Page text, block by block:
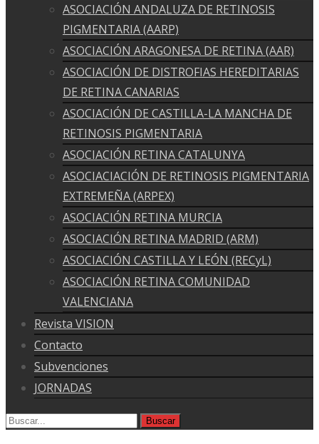
ASOCIACIÓN ANDALUZA DE RETINOSIS
PIGMENTARIA (AARP)
ASOCIACIÓN ARAGONESA DE RETINA (AAR)
ASOCIACIÓN DE DISTROFIAS HEREDITARIAS
DE RETINA CANARIAS
ASOCIACIÓN DE CASTILLA-LA MANCHA DE
RETINOSIS PIGMENTARIA
ASOCIACIÓN RETINA CATALUNYA
ASOCIACIACIÓN DE RETINOSIS PIGMENTARIA
EXTREMEÑA (ARPEX)
ASOCIACIÓN RETINA MURCIA
ASOCIACIÓN RETINA MADRID (ARM)
ASOCIACIÓN CASTILLA Y LEÓN (RECyL)
ASOCIACIÓN RETINA COMUNIDAD
VALENCIANA
Revista VISION
Contacto
Subvenciones
JORNADAS
Buscar